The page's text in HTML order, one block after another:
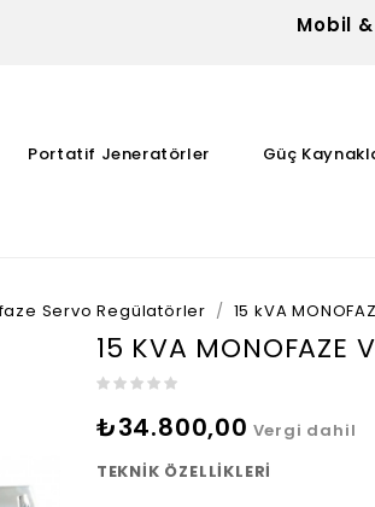
Mobil
Portatif Jeneratörler Güç
Servo Regülatörler 15 kVA
15 KVA MONOFAZE
₺34.800,00 Vergi dahil
TEKNİK ÖZELLİKLERİ